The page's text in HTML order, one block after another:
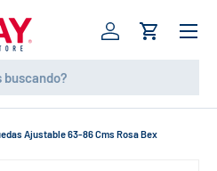
Iniciar sesión
Carrito
Ajustable 63-86 Cms Rosa Bex